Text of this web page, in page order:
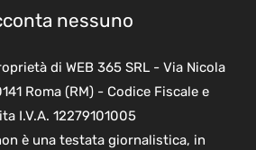
nessuno
di WEB 365 SRL - Via Nicola
Roma (RM) - Codice Fiscale e
I.V.A. 12279101005
è una testata giornalistica, in